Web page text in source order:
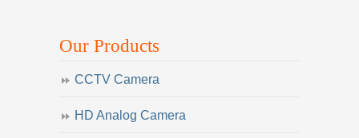
Our Products
CCTV Camera
HD Analog Camera